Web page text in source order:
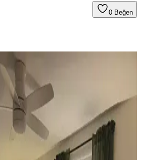
0 Beğen
Renk Uyumu ve
Denge Sağlama Yöntemleri
renk uyumsuzluğu görsel rekabete
ve mobilya yerleşimi ile renkler
bütünlüğü sağlanır.
Denge ve Fonksiyonellik: Renk
ve Estetik İncelemesi